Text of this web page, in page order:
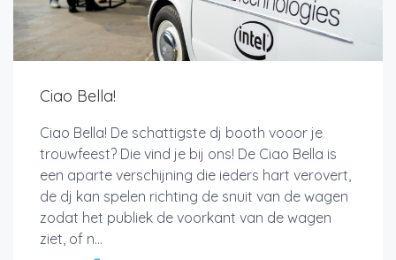
Ciao Bella!
Ciao Bella! De schattigste dj booth vooor je
trouwfeest? Die vind je bij ons! De Ciao Bella is
een aparte verschijning die ieders hart verovert,
de dj kan spelen richting de snuit van de wagen
zodat het publiek de voorkant van de wagen
ziet, of n...